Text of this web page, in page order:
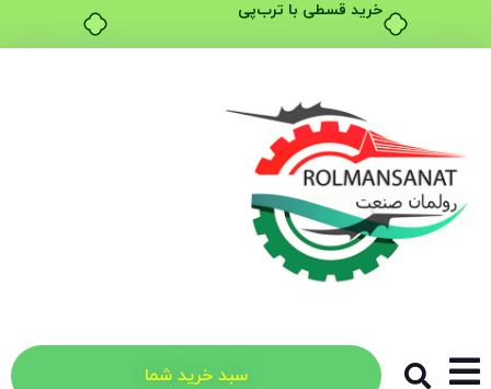
خرید قسطی با ترب‌پی
سبد خرید شما